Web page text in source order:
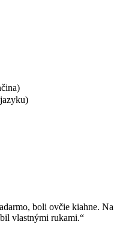
boli ovčie kiahne. Na
vlastnými rukami.